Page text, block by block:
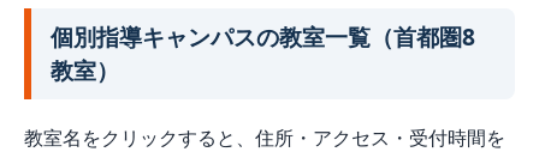
個別指導キャンパスの教室一覧（首都圏8
教室）
教室名をクリックすると、住所・アクセス・受付時間を